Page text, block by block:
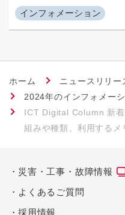
インフォメーション
ホーム
ニュースリリー
2024年のインフォメー
ICT Digital Column 新
組みや種類、利用するメ
災害・工事・故障情報
よくあるご質問
採用情報